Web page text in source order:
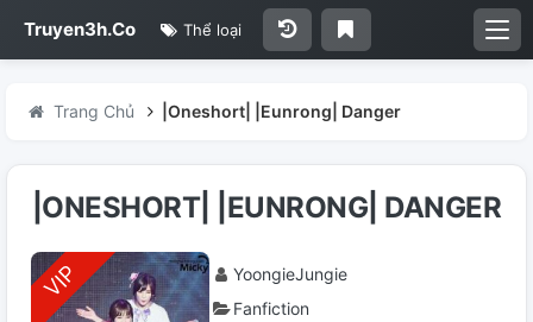
Truyen3h.Co Thể loại
Trang Chủ |Oneshort| |Eunrong| Danger
|ONESHORT| |EUNRONG| DANGER
YoongieJungie
Fanfiction